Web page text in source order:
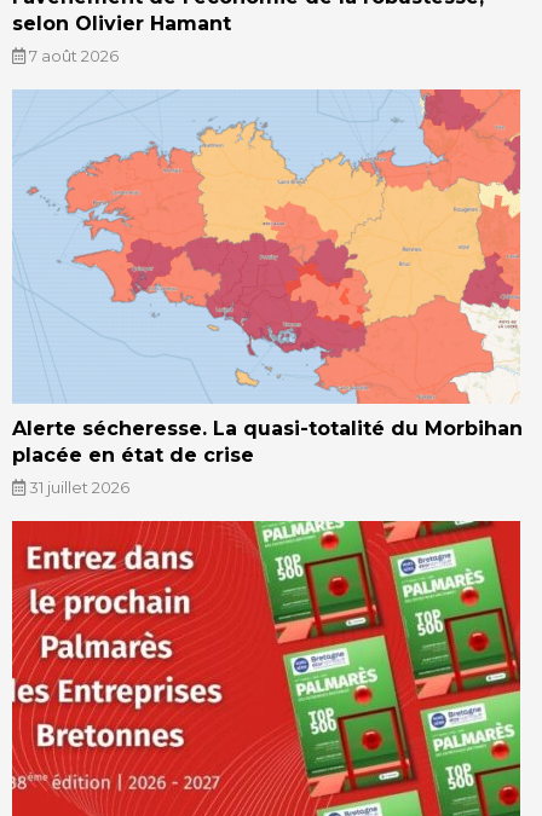
selon Olivier Hamant
7 août 2026
Alerte sécheresse. La quasi-totalité du Morbihan
placée en état de crise
31 juillet 2026